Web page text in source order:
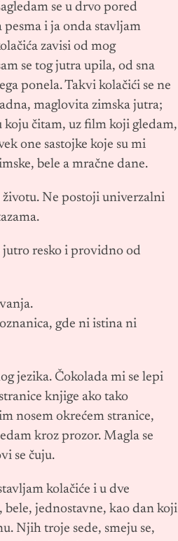
se u drvo pored
pesma i ja onda stavljam
zavisi od mog
se tog jutra upila, od sna
ponela. Takvi kolačići se ne
maglovita zimska jutra;
koju čitam, uz film koji gledam,
one sastojke koje su mi
bele a mračne dane.
Ne postoji univerzalni
jutro resko i providno od
gde ni istina ni
jezika. Čokolada mi se lepi
knjige ako tako
nosem okrećem stranice,
kroz prozor. Magla se
se čuju.
kolačiće i u dve
bele, jednostavne, kao dan koji
Njih troje sede, smeju se,